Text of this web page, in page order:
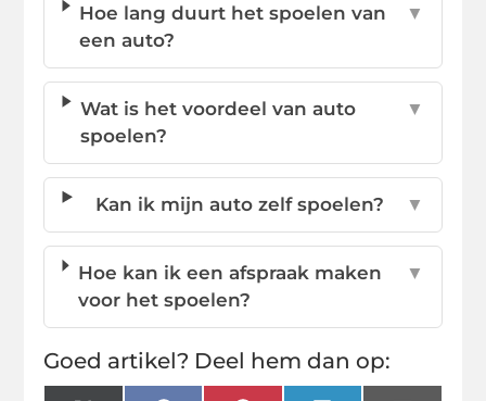
Hoe lang duurt het spoelen van
een auto?
▼
Wat is het voordeel van auto
spoelen?
▼
Kan ik mijn auto zelf spoelen? ▼
Hoe kan ik een afspraak maken
voor het spoelen?
▼
Goed artikel? Deel hem dan op: